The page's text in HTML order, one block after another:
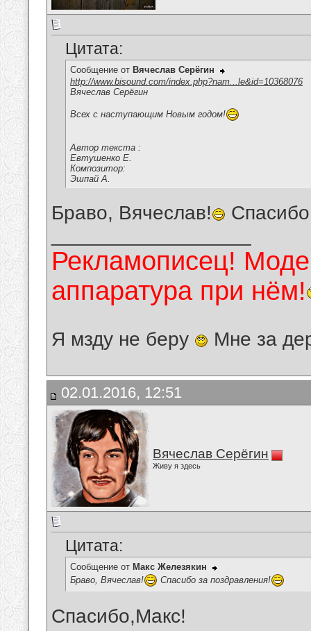
Цитата:
Сообщение от Вячеслав Серёгин
http://www.bisound.com/index.php?nam...le&id=10368076
Вячеслав Серёгин
Всех с наступающим Новым годом!
Автор текста :
Евтушенко Е.
Композитор:
Эшпай А.
Браво, Вячеслав!
Рекламописец!
аппаратура при нём!
Я мзду не беру Мне за
02.01.2016, 12:51
Вячеслав Серёгин
Живу я здесь
Цитата:
Сообщение от Макс Железякин
Браво, Вячеслав!
Спасибо за поздравления!
Спасибо,Макс!